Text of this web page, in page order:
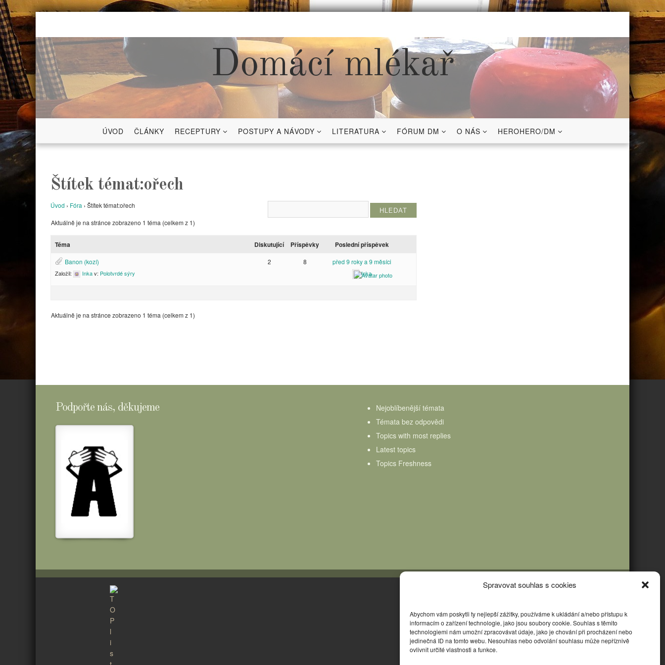
Spravovat souhlas s cookies
Abychom vám poskytli ty nejlepší zážitky, používáme k ukládání a/nebo přístupu k
informacím o zařízení technologie, jako jsou soubory cookie. Souhlas s těmito
technologiemi nám umožní zpracovávat údaje, jako je chování při procházení nebo
jedinečná ID na tomto webu. Nesouhlas nebo odvolání souhlasu může nepříznivě
ovlivnit určité vlastnosti a funkce.
Skip
content
Domácí mlékař
ÚVOD ČLÁNKY RECEPTURY POSTUPY A NÁVODY LITERATURA FÓRUM DM O NÁS HEROHERO/DM
Štítek témat:ořech
Úvod › Fóra › Štítek témat:ořech
Aktuálně je na stránce zobrazeno 1 téma (celkem z 1)
Téma Diskutující Příspěvky Poslední příspěvek
Banon (kozí)
Založil: Inkav: Polotvrdé sýry
2 8 před 9 roky a 9 měsíci
Inka
Aktuálně je na stránce zobrazeno 1 téma (celkem z 1)
Podpořte nás, děkujeme
Nejoblíbenější témata
Témata bez odpovědi
Topics with most replies
Latest topics
Topics Freshness